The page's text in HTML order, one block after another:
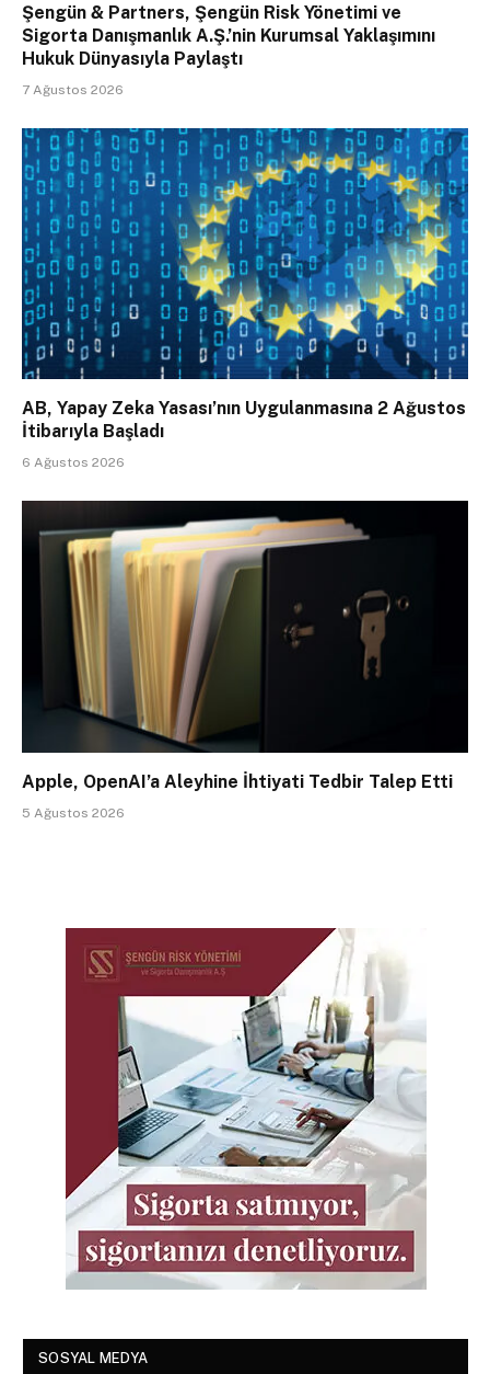
Şengün & Partners, Şengün Risk Yönetimi ve
Sigorta Danışmanlık A.Ş.’nin Kurumsal Yaklaşımını
Hukuk Dünyasıyla Paylaştı
7 Ağustos 2026
AB, Yapay Zeka Yasası’nın Uygulanmasına 2 Ağustos
İtibarıyla Başladı
6 Ağustos 2026
Apple, OpenAI’a Aleyhine İhtiyati Tedbir Talep Etti
5 Ağustos 2026
SOSYAL MEDYA